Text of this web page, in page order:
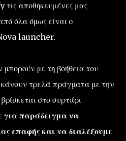
αποθηκευμένες μας
όλα όμως είναι ο
launcher.
μπορούν με τη βοήθεια του
τρελά πράγματα με την
στο συρτάρι
για παράδειγμα να
επαφής και να διαλέξουμε